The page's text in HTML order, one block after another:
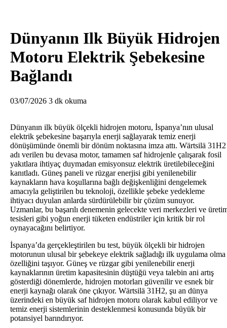
Dünyanın Ilk Büyük Hidrojen
Motoru Elektrik Şebekesine
Bağlandı
03/07/2026 3 dk okuma
Dünyanın ilk büyük ölçekli hidrojen motoru, İspanya’nın ulusal
elektrik şebekesine başarıyla enerji sağlayarak temiz enerji
dönüşümünde önemli bir dönüm noktasına imza attı. Wärtsilä 31H2
adı verilen bu devasa motor, tamamen saf hidrojenle çalışarak fosil
yakıtlara ihtiyaç duymadan emisyonsuz elektrik üretilebileceğini
kanıtladı. Güneş paneli ve rüzgar enerjisi gibi yenilenebilir
kaynakların hava koşullarına bağlı değişkenliğini dengelemek
amacıyla geliştirilen bu teknoloji, özellikle şebeke yedekleme
ihtiyacı duyulan anlarda sürdürülebilir bir çözüm sunuyor.
Uzmanlar, bu başarılı denemenin gelecekte veri merkezleri ve
tesisleri gibi yoğun enerji tüketen endüstriler için kritik bir rol
oynayacağını belirtiyor.
İspanya’da gerçekleştirilen bu test, büyük ölçekli bir hidrojen
motorunun ulusal bir şebekeye elektrik sağladığı ilk uygulama olma
özelliğini taşıyor. Güneş ve rüzgar gibi yenilenebilir enerji
kaynaklarının üretim kapasitesinin düştüğü veya talebin ani artış
gösterdiği dönemlerde, hidrojen motorları güvenilir ve esnek bir
enerji kaynağı olarak öne çıkıyor. Wärtsilä 31H2, şu an dünya
üzerindeki en büyük saf hidrojen motoru olarak kabul ediliyor ve
temiz enerji sistemlerinin desteklenmesi konusunda büyük bir
potansiyel barındırıyor.